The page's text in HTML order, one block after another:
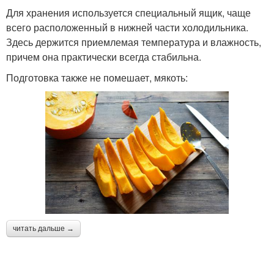
Для хранения используется специальный ящик, чаще
всего расположенный в нижней части холодильника.
Здесь держится приемлемая температура и влажность,
причем она практически всегда стабильна.
Подготовка также не помешает, мякоть:
читать дальше →